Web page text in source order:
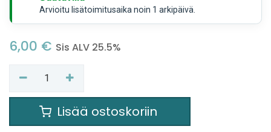
Arvioitu lisätoimitusaika noin 1 arkipäivä.
6,00 € Sis ALV 25.5%
Lisää ostoskoriin